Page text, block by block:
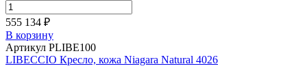
555 134 ₽
В корзину
Артикул PLIBE100
LIBECCIO Кресло, кожа Niagara Natural 4026